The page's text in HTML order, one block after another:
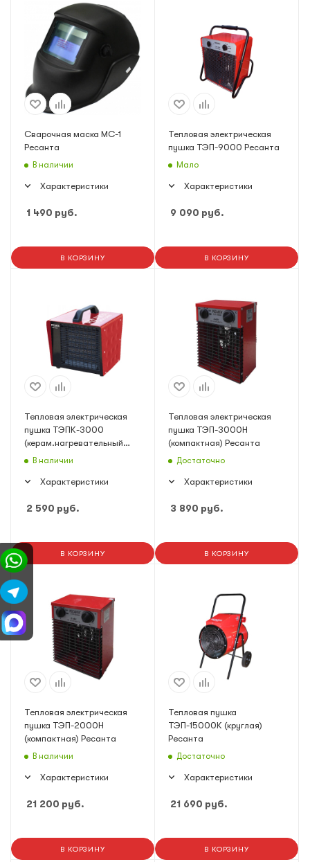
Сварочная маска МС-1
Ресанта
В наличии
Характеристики
1 490 руб.
В КОРЗИНУ
Тепловая электрическая
пушка ТЭП-9000 Ресанта
Мало
Характеристики
9 090 руб.
В КОРЗИНУ
Тепловая электрическая
пушка ТЭПК-3000
(керам.нагревательный
элемент) Ресанта
В наличии
Характеристики
2 590 руб.
В КОРЗИНУ
Тепловая электрическая
пушка ТЭП-3000Н
(компактная) Ресанта
Достаточно
Характеристики
3 890 руб.
В КОРЗИНУ
Тепловая электрическая
пушка ТЭП-2000Н
(компактная) Ресанта
В наличии
Характеристики
21 200 руб.
В КОРЗИНУ
Тепловая пушка
ТЭП-15000К (круглая)
Ресанта
Достаточно
Характеристики
21 690 руб.
В КОРЗИНУ